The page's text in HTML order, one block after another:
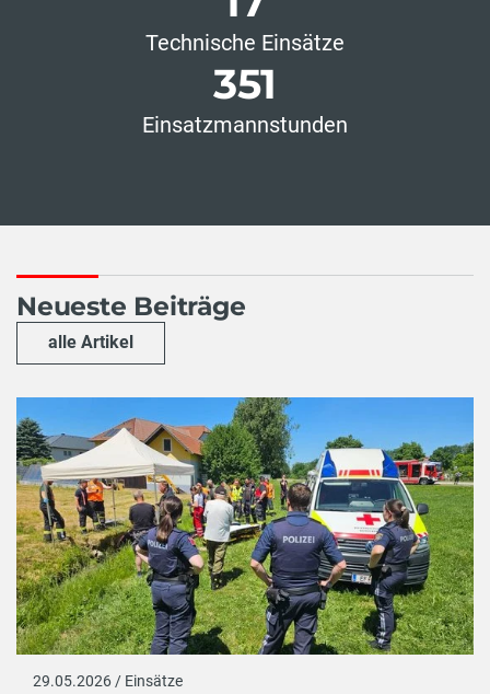
Technische Einsätze
351
Einsatzmannstunden
Neueste Beiträge
alle Artikel
29.05.2026 / Einsätze